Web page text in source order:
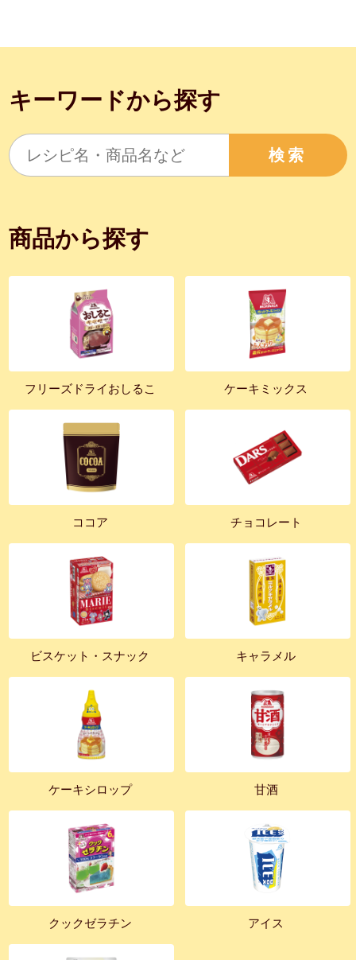
キーワードから探す
検索
商品から探す
フリーズドライおしるこ ケーキミックス
ココア チョコレート
ビスケット・スナック キャラメル
ケーキシロップ 甘酒
クックゼラチン アイス